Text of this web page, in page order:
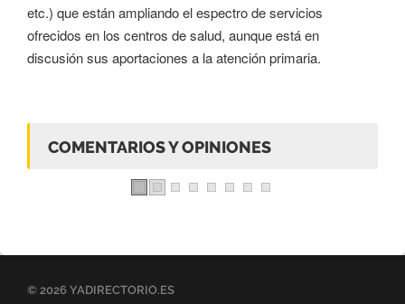
etc.) que están ampliando el espectro de servicios
ofrecidos en los centros de salud, aunque está en
discusión sus aportaciones a la atención primaria.
COMENTARIOS Y OPINIONES
© 2026 YADIRECTORIO.ES